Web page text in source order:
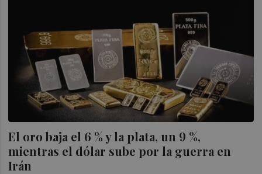
El oro baja el 6 % y la plata, un 9 %,
mientras el dólar sube por la guerra en
Irán